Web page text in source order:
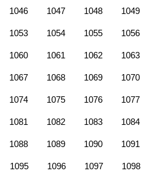
1046 1047 1048 1049
1053 1054 1055 1056
1060 1061 1062 1063
1067 1068 1069 1070
1074 1075 1076 1077
1081 1082 1083 1084
1088 1089 1090 1091
1095 1096 1097 1098